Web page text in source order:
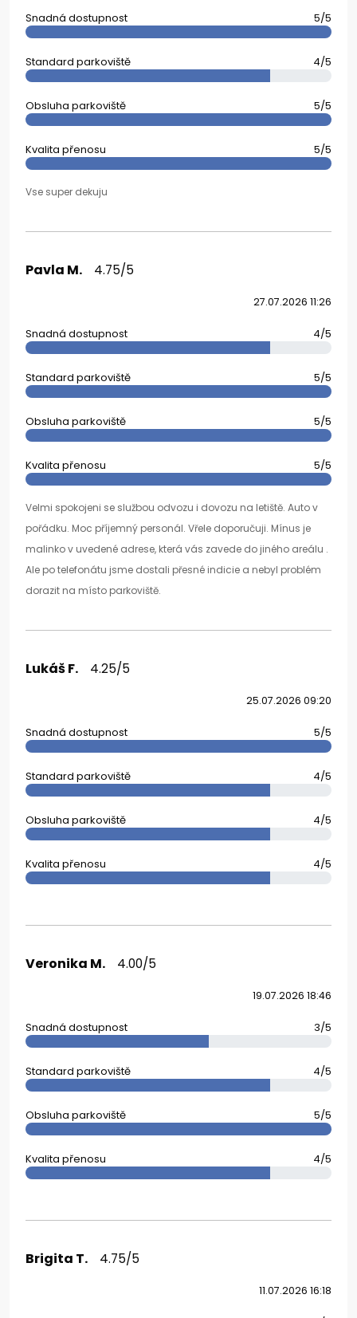
Snadná dostupnost 5/5
Standard parkoviště 4/5
Obsluha parkoviště 5/5
Kvalita přenosu 5/5
Vse super dekuju
Pavla M. 4.75/5
27.07.2026 11:26
Snadná dostupnost 4/5
Standard parkoviště 5/5
Obsluha parkoviště 5/5
Kvalita přenosu 5/5
Velmi spokojeni se službou odvozu i dovozu na letiště. Auto v
pořádku. Moc příjemný personál. Vřele doporučuji. Mínus je
malinko v uvedené adrese, která vás zavede do jiného areálu .
Ale po telefonátu jsme dostali přesné indicie a nebyl problém
dorazit na místo parkoviště.
Lukáš F. 4.25/5
25.07.2026 09:20
Snadná dostupnost 5/5
Standard parkoviště 4/5
Obsluha parkoviště 4/5
Kvalita přenosu 4/5
Veronika M. 4.00/5
19.07.2026 18:46
Snadná dostupnost 3/5
Standard parkoviště 4/5
Obsluha parkoviště 5/5
Kvalita přenosu 4/5
Brigita T. 4.75/5
11.07.2026 16:18